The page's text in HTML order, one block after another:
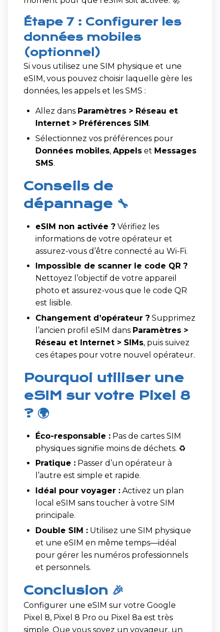
Étape 7 : Configurer les
données mobiles
(optionnel)
Si vous utilisez une SIM physique et une
eSIM, vous pouvez choisir laquelle gère les
données, les appels et les SMS :
Allez dans Paramètres > Réseau et
Internet > Préférences SIM.
Sélectionnez vos préférences pour
Données mobiles, Appels et Messages
SMS.
Conseils de
dépannage 🔧
eSIM non activée ? Vérifiez les
informations de votre opérateur et
assurez-vous d’être connecté au Wi-Fi.
Impossible de scanner le code QR ?
Nettoyez l’objectif de votre appareil
photo et assurez-vous que le code QR
est lisible.
Changement d’opérateur ? Supprimez
l’ancien profil eSIM dans Paramètres >
Réseau et Internet > SIMs, puis suivez
ces étapes pour votre nouvel opérateur.
Pourquoi utiliser une
eSIM sur votre Pixel 8
? 🌍
Éco-responsable : Pas de cartes SIM
physiques signifie moins de déchets. ♻️
Pratique : Passer d’un opérateur à
l’autre est simple et rapide.
Idéal pour voyager : Activez un plan
local eSIM sans toucher à votre SIM
principale.
Double SIM : Utilisez une SIM physique
et une eSIM en même temps—idéal
pour gérer les numéros professionnels
et personnels.
Conclusion 🎉
Configurer une eSIM sur votre Google
Pixel 8, Pixel 8 Pro ou Pixel 8a est très
simple. Que vous soyez un voyageur, un